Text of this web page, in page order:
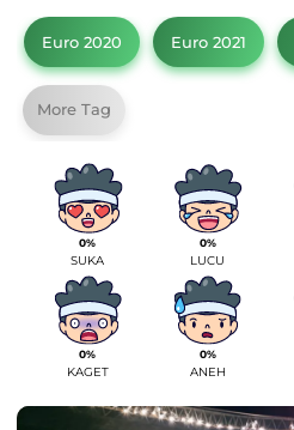
Euro 2020 Euro 2021
More Tag
0%
SUKA
0%
LUCU
0%
KAGET
0%
ANEH